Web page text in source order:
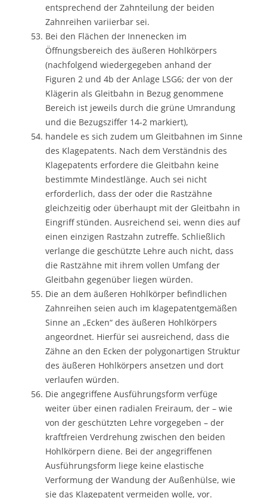
entsprechend der Zahnteilung der beiden
Zahnreihen variierbar sei.
Bei den Flächen der Innenecken im
Öffnungsbereich des äußeren Hohlkörpers
(nachfolgend wiedergegeben anhand der
Figuren 2 und 4b der Anlage LSG6; der von der
Klägerin als Gleitbahn in Bezug genommene
Bereich ist jeweils durch die grüne Umrandung
und die Bezugsziffer 14-2 markiert),
handele es sich zudem um Gleitbahnen im Sinne
des Klagepatents. Nach dem Verständnis des
Klagepatents erfordere die Gleitbahn keine
bestimmte Mindestlänge. Auch sei nicht
erforderlich, dass der oder die Rastzähne
gleichzeitig oder überhaupt mit der Gleitbahn in
Eingriff stünden. Ausreichend sei, wenn dies auf
einen einzigen Rastzahn zutreffe. Schließlich
verlange die geschützte Lehre auch nicht, dass
die Rastzähne mit ihrem vollen Umfang der
Gleitbahn gegenüber liegen würden.
Die an dem äußeren Hohlkörper befindlichen
Zahnreihen seien auch im klagepatentgemäßen
Sinne an „Ecken“ des äußeren Hohlkörpers
angeordnet. Hierfür sei ausreichend, dass die
Zähne an den Ecken der polygonartigen Struktur
des äußeren Hohlkörpers ansetzen und dort
verlaufen würden.
Die angegriffene Ausführungsform verfüge
weiter über einen radialen Freiraum, der – wie
von der geschützten Lehre vorgegeben – der
kraftfreien Verdrehung zwischen den beiden
Hohlkörpern diene. Bei der angegriffenen
Ausführungsform liege keine elastische
Verformung der Wandung der Außenhülse, wie
sie das Klagepatent vermeiden wolle, vor.